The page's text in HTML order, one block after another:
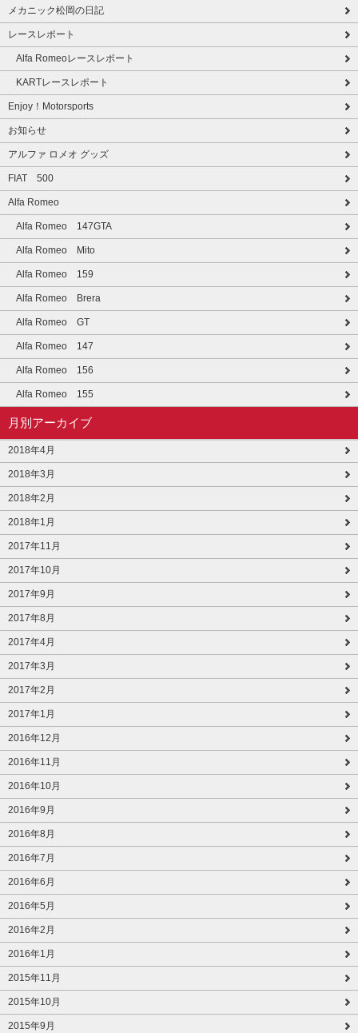
メカニック松岡の日記
レースレポート
Alfa Romeoレースレポート
KARTレースレポート
Enjoy！Motorsports
お知らせ
アルファ ロメオ グッズ
FIAT 500
Alfa Romeo
Alfa Romeo 147GTA
Alfa Romeo Mito
Alfa Romeo 159
Alfa Romeo Brera
Alfa Romeo GT
Alfa Romeo 147
Alfa Romeo 156
Alfa Romeo 155
月別アーカイブ
2018年4月
2018年3月
2018年2月
2018年1月
2017年11月
2017年10月
2017年9月
2017年8月
2017年4月
2017年3月
2017年2月
2017年1月
2016年12月
2016年11月
2016年10月
2016年9月
2016年8月
2016年7月
2016年6月
2016年5月
2016年2月
2016年1月
2015年11月
2015年10月
2015年9月